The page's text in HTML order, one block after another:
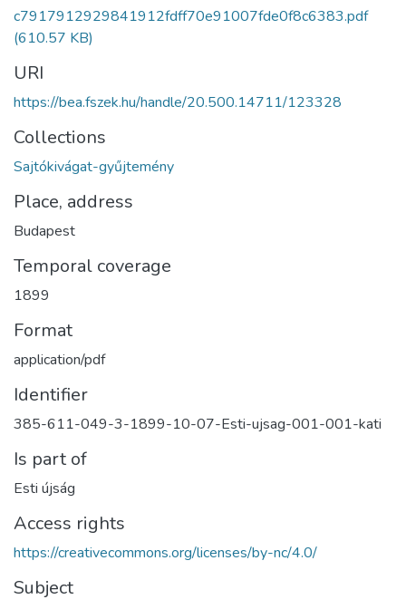
c7917912929841912fdff70e91007fde0f8c6383.pdf
(610.57 KB)
URI
https://bea.fszek.hu/handle/20.500.14711/123328
Collections
Sajtókivágat-gyűjtemény
Place, address
Budapest
Temporal coverage
1899
Format
application/pdf
Identifier
385-611-049-3-1899-10-07-Esti-ujsag-001-001-kati
Is part of
Esti újság
Access rights
https://creativecommons.org/licenses/by-nc/4.0/
Subject